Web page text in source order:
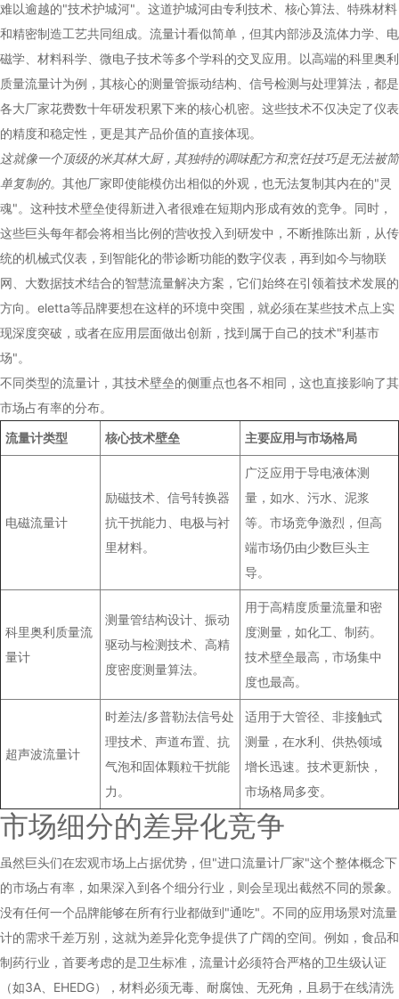
难以逾越的"技术护城河"。这道护城河由专利技术、核心算法、特殊材料
和精密制造工艺共同组成。流量计看似简单，但其内部涉及流体力学、电
磁学、材料科学、微电子技术等多个学科的交叉应用。以高端的科里奥利
质量流量计为例，其核心的测量管振动结构、信号检测与处理算法，都是
各大厂家花费数十年研发积累下来的核心机密。这些技术不仅决定了仪表
的精度和稳定性，更是其产品价值的直接体现。
这就像一个顶级的米其林大厨，其独特的调味配方和烹饪技巧是无法被简
单复制的。 其他厂家即使能模仿出相似的外观，也无法复制其内在的"灵
魂"。这种技术壁垒使得新进入者很难在短期内形成有效的竞争。同时，
这些巨头每年都会将相当比例的营收投入到研发中，不断推陈出新，从传
统的机械式仪表，到智能化的带诊断功能的数字仪表，再到如今与物联
网、大数据技术结合的智慧流量解决方案，它们始终在引领着技术发展的
方向。eletta等品牌要想在这样的环境中突围，就必须在某些技术点上实
现深度突破，或者在应用层面做出创新，找到属于自己的技术"利基市
场"。
不同类型的流量计，其技术壁垒的侧重点也各不相同，这也直接影响了其
市场占有率的分布。
流量计类型
核心技术壁垒 主要应用与市场格局
电磁流量计
励磁技术、信号转换器
抗干扰能力、电极与衬
里材料。
广泛应用于导电液体测
量，如水、污水、泥浆
等。市场竞争激烈，但高
端市场仍由少数巨头主
导。
科里奥利质量流
量计
测量管结构设计、振动
驱动与检测技术、高精
度密度测量算法。
用于高精度质量流量和密
度测量，如化工、制药。
技术壁垒最高，市场集中
度也最高。
超声波流量计
时差法/多普勒法信号处
理技术、声道布置、抗
气泡和固体颗粒干扰能
力。
适用于大管径、非接触式
测量，在水利、供热领域
增长迅速。技术更新快，
市场格局多变。
市场细分的差异化竞争
虽然巨头们在宏观市场上占据优势，但"进口流量计厂家"这个整体概念下
的市场占有率，如果深入到各个细分行业，则会呈现出截然不同的景象。
没有任何一个品牌能够在所有行业都做到"通吃"。不同的应用场景对流量
计的需求千差万别，这就为差异化竞争提供了广阔的空间。例如，食品和
制药行业，首要考虑的是卫生标准，流量计必须符合严格的卫生级认证
（如3A、EHEDG），材料必须无毒、耐腐蚀、无死角，且易于在线清洗